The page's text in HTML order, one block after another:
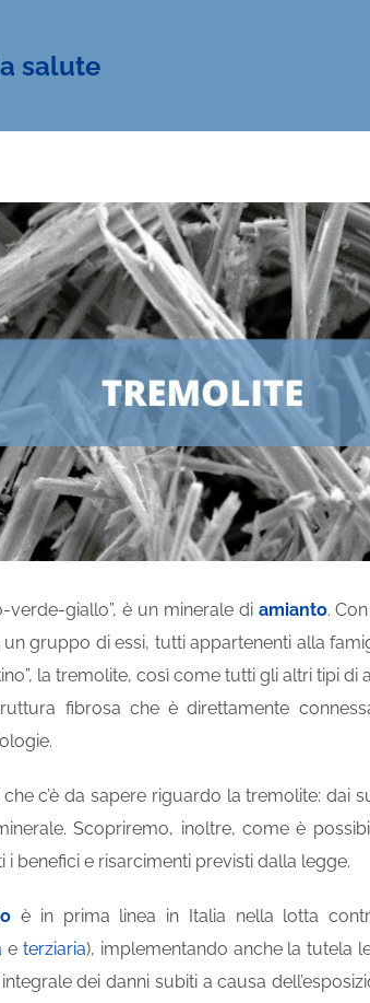
salute
verde-giallo”, è un minerale di amianto.
gruppo di essi, tutti appartenenti alla
la tremolite, così come tutti gli altri tipi di
fibrosa che è direttamente
c’è da sapere riguardo la tremolite: dai
Scopriremo, inoltre, come è
benefici e risarcimenti previsti dalla legge.
è in prima linea in Italia nella lotta
e terziaria), implementando anche la tutela
dei danni subiti a causa